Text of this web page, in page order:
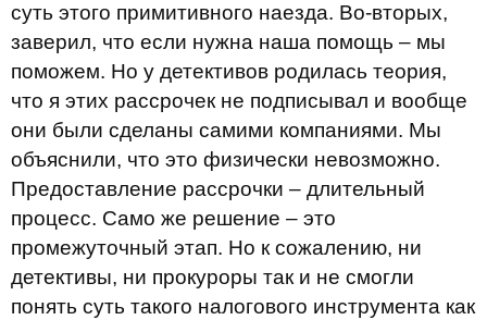
суть этого примитивного наезда. Во-вторых,
заверил, что если нужна наша помощь – мы
поможем. Но у детективов родилась теория,
что я этих рассрочек не подписывал и вообще
они были сделаны самими компаниями. Мы
объяснили, что это физически невозможно.
Предоставление рассрочки – длительный
процесс. Само же решение – это
промежуточный этап. Но к сожалению, ни
детективы, ни прокуроры так и не смогли
понять суть такого налогового инструмента как